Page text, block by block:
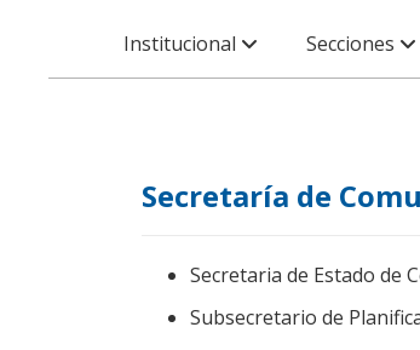
Institucional Secciones
Secretaría de
Secretaria de Estado de
Subsecretario de